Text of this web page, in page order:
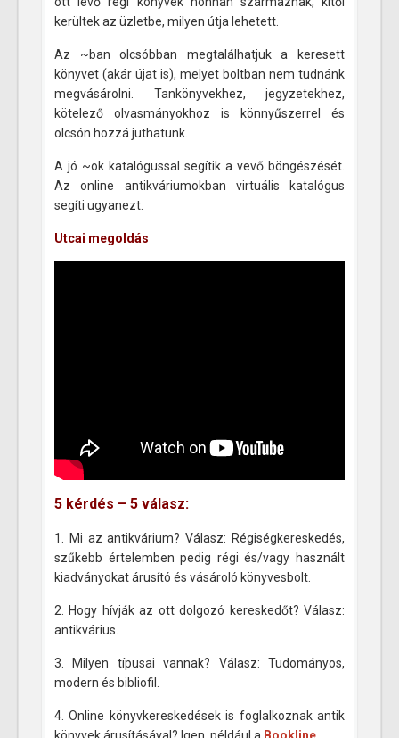
kerültek az üzletbe, milyen útja lehetett.
Az ~ban olcsóbban megtalálhatjuk a keresett
könyvet (akár újat is), melyet boltban nem tudnánk
megvásárolni. Tankönyvekhez, jegyzetekhez,
kötelező olvasmányokhoz is könnyűszerrel és
olcsón hozzá juthatunk.
A jó ~ok katalógussal segítik a vevő böngészését.
Az online antikváriumokban virtuális katalógus
segíti ugyanezt.
Utcai megoldás
5 kérdés – 5 válasz:
1. Mi az antikvárium? Válasz: Régiségkereskedés,
szűkebb értelemben pedig régi és/vagy használt
kiadványokat árusító és vásároló könyvesbolt.
2. Hogy hívják az ott dolgozó kereskedőt? Válasz:
antikvárius.
3. Milyen típusai vannak? Válasz: Tudományos,
modern és bibliofil.
4. Online könyvkereskedések is foglalkoznak antik